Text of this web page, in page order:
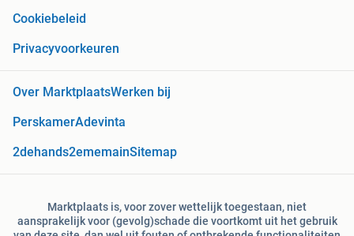
Cookiebeleid
Privacyvoorkeuren
Over MarktplaatsWerken bij
PerskamerAdevinta
2dehands2ememainSitemap
Marktplaats is, voor zover wettelijk toegestaan, niet
aansprakelijk voor (gevolg)schade die voortkomt uit het gebruik